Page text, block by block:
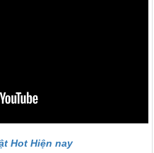
Hot Hiện nay